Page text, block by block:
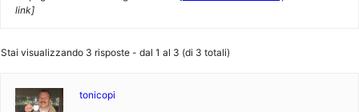
link]
Stai visualizzando 3 risposte - dal 1 al 3 (di 3 totali)
tonicopi